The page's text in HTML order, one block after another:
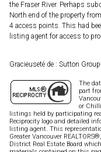
the Fraser River. Perhaps
North end of the property
4 access points. This had
listing agent for access to
Gracieuseté de : Sutton
The
part
or
listings held by participating
Reciprocity logo and detailed
listing agent. This
Greater Vancouver
District Real Estate Board